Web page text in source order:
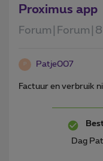
Proximus app
Forum|Forum|8
P Patje007
Factuur en verbruik
Dag